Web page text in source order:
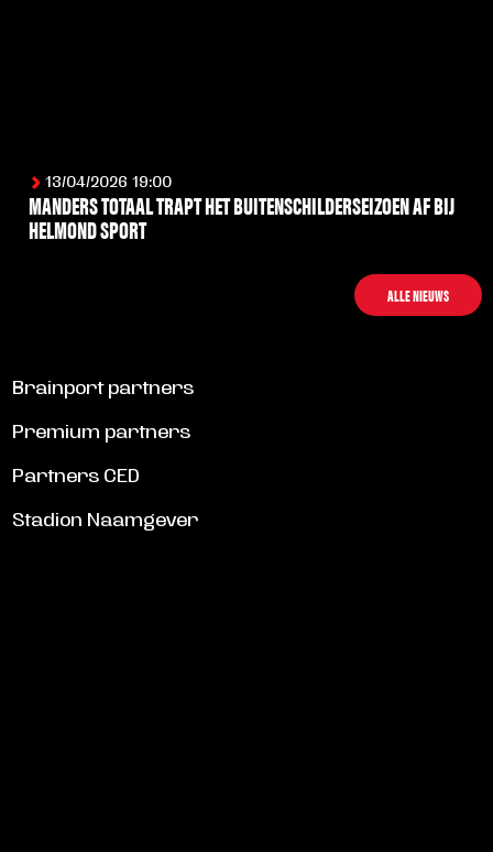
13/04/2026 19:00
MANDERS TOTAAL TRAPT HET BUITENSCHILDERSEIZOEN AF BIJ
HELMOND SPORT
ALLE NIEUWS
Brainport partners
Premium partners
Partners CED
Stadion Naamgever